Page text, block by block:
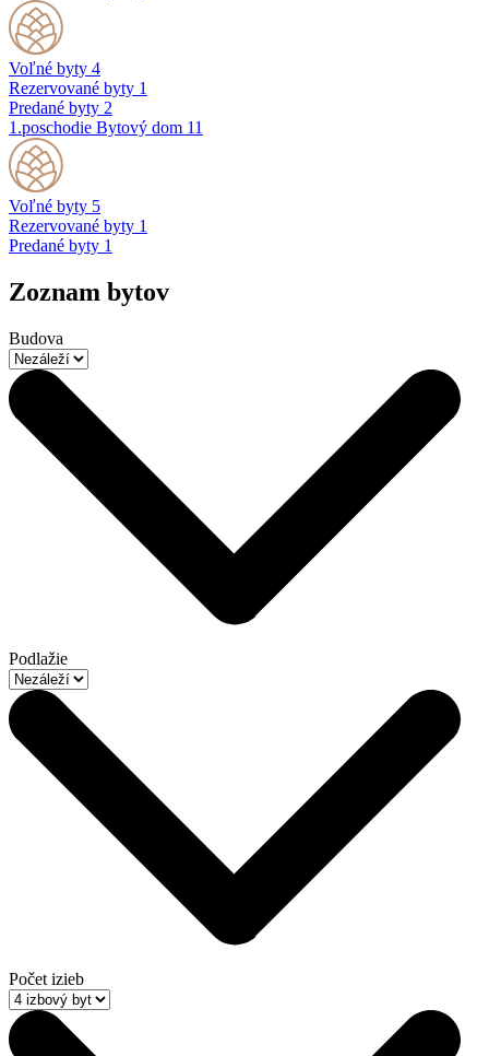
Voľné byty 4
Rezervované byty 1
Predané byty 2
1.poschodie Bytový dom 11
Voľné byty 5
Rezervované byty 1
Predané byty 1
Zoznam bytov
Budova
Podlažie
Počet izieb